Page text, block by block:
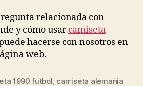
relacionada con
y cómo usarcamiseta
hacerse con nosotros en
web.
1990 futbol camiseta alemania